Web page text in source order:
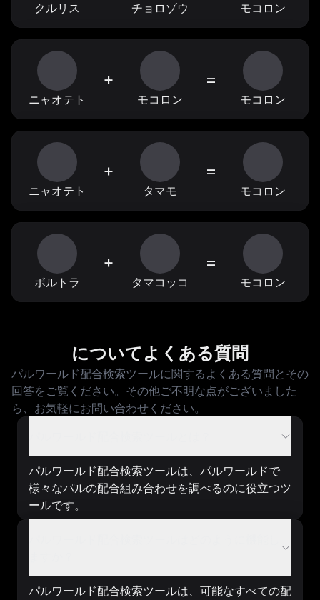
クルリス チョロゾウ モコロン
ニャオテト
+
モコロン
=
モコロン
ニャオテト
+
タマモ
=
モコロン
ボルトラ
+
タマコッコ
=
モコロン
についてよくある質問
パルワールド配合検索ツールに関するよくある質問とその
回答をご覧ください。その他ご不明な点がございました
ら、お気軽にお問い合わせください。
パルワールド配合検索ツールは、パルワールドで
様々なパルの配合組み合わせを調べるのに役立つツ
ールです。
パルワールド配合検索ツールは、可能なすべての配